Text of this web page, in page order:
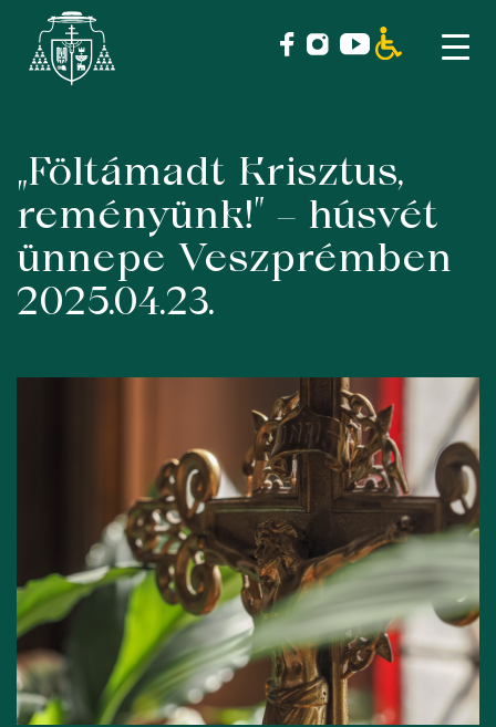
Skip„Föltámadt Krisztus,
reményünk!” – húsvét
ünnepe Veszprémben
2025.04.23.